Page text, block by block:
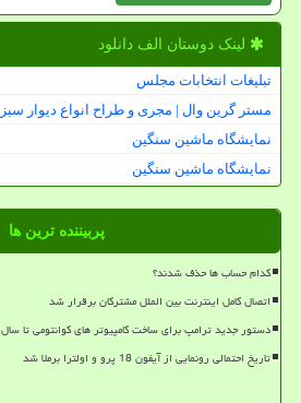
لینک دوستان الف دانلود
تبلیغات انتخابات مجلس
مستر گرین وال | مجری و طراح انواع دیوار سبز
نمایشگاه ماشین سنگین
نمایشگاه ماشین سنگین
پربیننده ترین ها
کدام حساب ها حذف شدند؟
اتصال کامل اینترنت بین الملل مشترکان برقرار شد
دستور جدید ترامپ برای ساخت کامپیوتر های کوانتومی تا سال 2028
تاریخ احتمالی رونمایی از آیفون 18 پرو و اولترا برملا شد